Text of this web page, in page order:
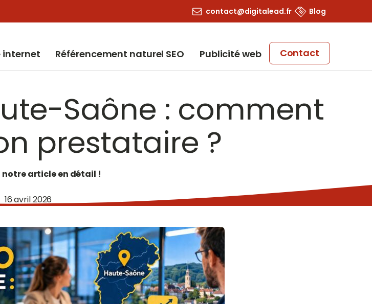
contact@digitalead.fr Blog
internet Référencement naturel SEO Publicité web Contact
Saône : comment
prestataire ?
notre article en détail !
16 avril 2026